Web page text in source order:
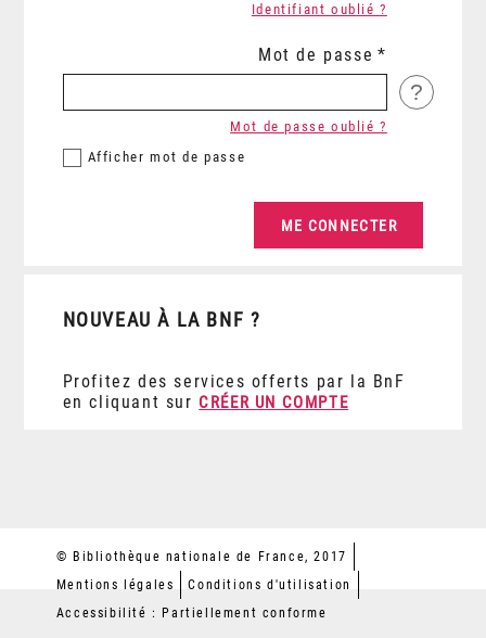
Identifiant oublié ?
Mot de passe
?
Afficher mot de passe
Mot de passe oublié ?
NOUVEAU À LA BNF ?
Profitez des services offerts par la BnF
en cliquant sur CRÉER UN COMPTE
© Bibliothèque nationale de France, 2017
Mentions légales
Conditions d'utilisation
Accessibilité : Partiellement conforme